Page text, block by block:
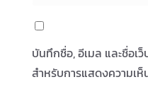
บันทึกชื่อ, อีเมล และชื่อเ
สำหรับการแสดงความเ